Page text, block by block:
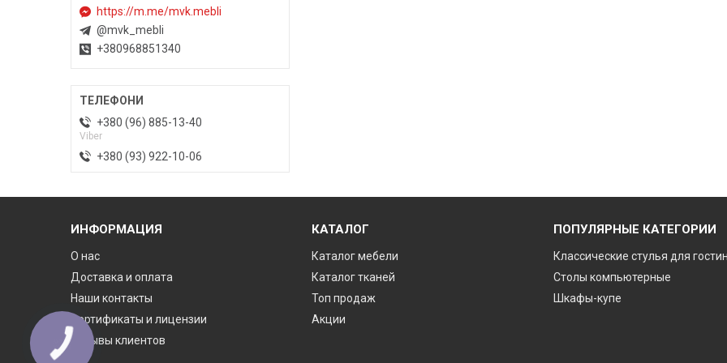
https://m.me/mvk.mebli
@mvk_mebli
+380968851340
+380 (96) 885-13-40
Viber
+380 (93) 922-10-06
ИНФОРМАЦИЯ
О нас
Доставка и оплата
Наши контакты
Сертификаты и лицензии
Отзывы клиентов
КАТАЛОГ
Каталог мебели
Каталог тканей
Топ продаж
Акции
ПОПУЛЯРНЫЕ КАТЕГОРИИ
Классические стулья для
Столы компьютерные
Шкафы-купе